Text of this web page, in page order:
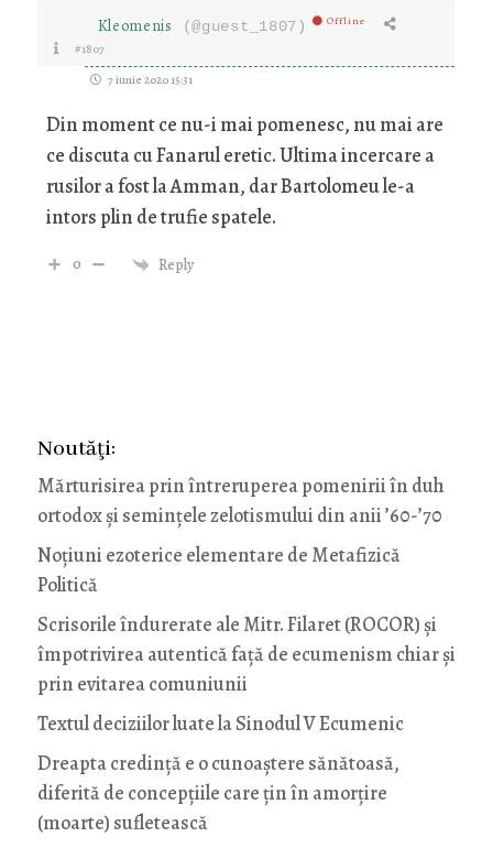
Kleomenis (@guest_1807) Offline
#1807
7 iunie 2020 15:31
Din moment ce nu-i mai pomenesc, nu mai are
ce discuta cu Fanarul eretic. Ultima incercare a
rusilor a fost la Amman, dar Bartolomeu le-a
intors plin de trufie spatele.
0 Reply
Noutăţi:
Mărturisirea prin întreruperea pomenirii în duh
ortodox și semințele zelotismului din anii ’60-’70
Noţiuni ezoterice elementare de Metafizică
Politică
Scrisorile îndurerate ale Mitr. Filaret (ROCOR) și
împotrivirea autentică față de ecumenism chiar și
prin evitarea comuniunii
Textul deciziilor luate la Sinodul V Ecumenic
Dreapta credință e o cunoaștere sănătoasă,
diferită de concepțiile care țin în amorțire
(moarte) sufletească